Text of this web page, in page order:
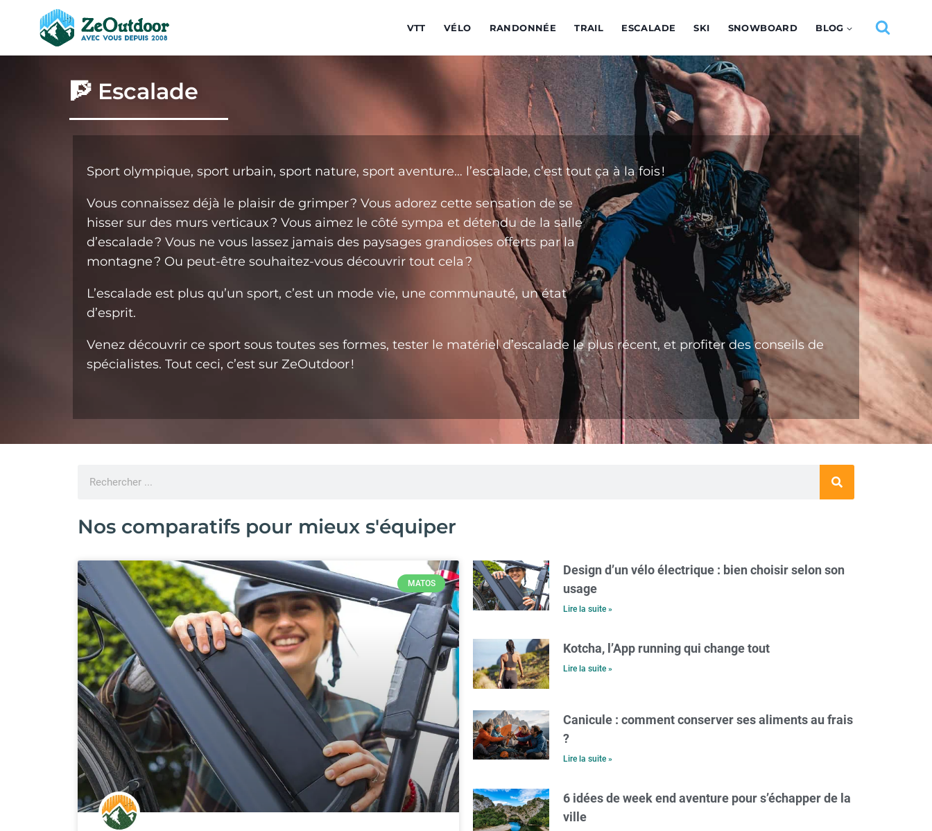
VTT VÉLO RANDONNÉE TRAIL ESCALADE SKI SNOWBOARD BLOG
🧗 Escalade
Sport‌ ‌olympique,‌ ‌sport‌ ‌urbain,‌ ‌sport‌ ‌nature,‌ ‌sport‌ ‌aventure…‌ ‌l’escalade,‌ ‌c’est‌ ‌tout‌ ‌ça‌ ‌à‌ ‌la‌ ‌fois !‌
Vous‌ ‌connaissez‌ ‌déjà‌ ‌le‌ ‌plaisir‌ ‌de‌ ‌grimper ?‌ ‌Vous‌ ‌adorez‌ ‌cette‌ ‌sensation‌ ‌de‌ ‌se‌ ‌
hisser‌ ‌sur‌ ‌des‌ ‌murs‌ ‌verticaux ?‌ ‌Vous‌ ‌aimez‌ ‌le‌ ‌côté‌ ‌sympa‌ ‌et‌ ‌détendu‌ ‌de‌ ‌la‌ ‌salle‌ ‌
d’escalade ?‌ ‌Vous‌ ‌ne‌ ‌vous‌ ‌lassez‌ ‌jamais‌ ‌des‌ ‌paysages‌ ‌grandioses‌ ‌offerts‌ ‌par‌ ‌la‌ ‌
montagne ?‌ ‌Ou ‌peut-être‌ ‌souhaitez-vous‌ ‌découvrir‌ ‌tout‌ ‌cela ?‌ ‌
L’escalade‌ ‌est‌ ‌plus‌ ‌qu’un‌ ‌sport,‌ ‌c’est‌ ‌un‌ ‌mode‌ ‌vie,‌ ‌une‌ ‌communauté,‌ ‌un‌ ‌état‌ ‌
d’esprit.‌ ‌
Venez‌ ‌découvrir‌ ‌ce‌ ‌sport‌ ‌sous‌ ‌toutes‌ ‌ses‌ ‌formes,‌ ‌tester‌ ‌le‌ ‌matériel‌ ‌d’escalade‌ ‌le‌ ‌plus‌ ‌récent,‌ ‌et‌ ‌profiter‌ ‌des‌ ‌conseils‌ ‌de‌
‌spécialistes.‌ ‌Tout‌ ‌ceci,‌ ‌c’est‌ ‌sur‌ ‌ZeOutdoor !‌
Nos comparatifs pour mieux s'équiper
MATOS
Design d’un vélo électrique : bien choisir selon son
usage
Lire la suite »
Kotcha, l’App running qui change tout
Lire la suite »
Canicule : comment conserver ses aliments au frais
?
Lire la suite »
6 idées de week end aventure pour s’échapper de la
ville